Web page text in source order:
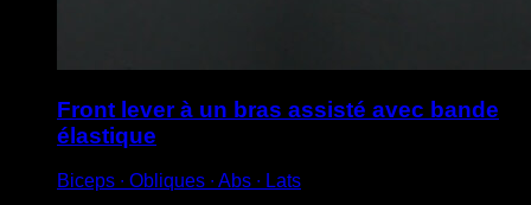
Front lever à un bras assisté avec bande
élastique
Biceps ∙ Obliques ∙ Abs ∙ Lats